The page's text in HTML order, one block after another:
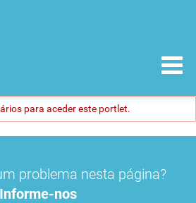
para aceder este portlet.
problema nesta página?
Informe-nos